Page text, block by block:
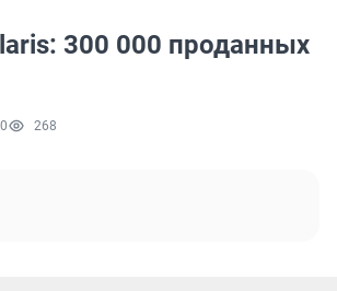
300 000 проданных
268